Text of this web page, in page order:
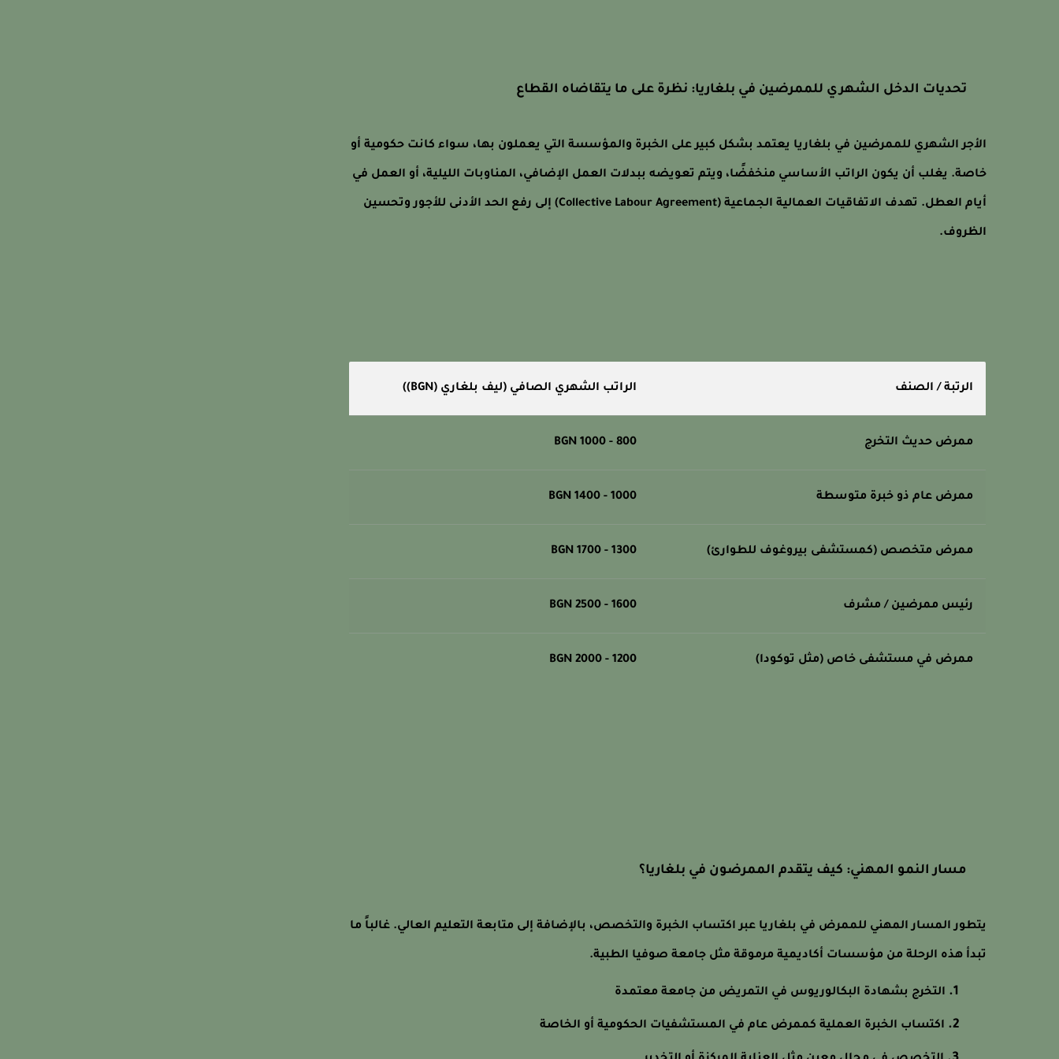
تحديات الدخل الشهري للممرضين في بلغاريا: نظرة على ما يتقاضاه القطاع
الأجر الشهري للممرضين في بلغاريا يعتمد بشكل كبير على الخبرة والمؤسسة التي يعملون بها، سواء كانت حكومية أو
خاصة. يغلب أن يكون الراتب الأساسي منخفضًا، ويتم تعويضه ببدلات العمل الإضافي، المناوبات الليلية، أو العمل في
أيام العطل. تهدف الاتفاقيات العمالية الجماعية (Collective Labour Agreement) إلى رفع الحد الأدنى للأجور وتحسين
الظروف.
الرتبة / الصنف الراتب الشهري الصافي (ليف بلغاري (BGN))
ممرض حديث التخرج 800 - 1000 BGN
ممرض عام ذو خبرة متوسطة 1000 - 1400 BGN
ممرض متخصص (كمستشفى بيروغوف للطوارئ) 1300 - 1700 BGN
رئيس ممرضين / مشرف 1600 - 2500 BGN
ممرض في مستشفى خاص (مثل توكودا) 1200 - 2000 BGN
مسار النمو المهني: كيف يتقدم الممرضون في بلغاريا؟
يتطور المسار المهني للممرض في بلغاريا عبر اكتساب الخبرة والتخصص، بالإضافة إلى متابعة التعليم العالي. غالباً ما
تبدأ هذه الرحلة من مؤسسات أكاديمية مرموقة مثل جامعة صوفيا الطبية.
التخرج بشهادة البكالوريوس في التمريض من جامعة معتمدة
اكتساب الخبرة العملية كممرض عام في المستشفيات الحكومية أو الخاصة